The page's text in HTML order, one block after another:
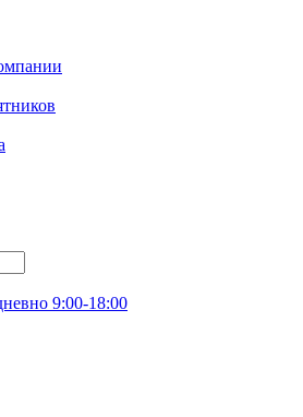
9:00-18:00